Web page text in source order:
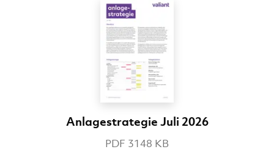
Anlagestrategie Juli 2026
PDF 3148 KB